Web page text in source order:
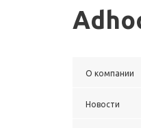
О компании
Новости